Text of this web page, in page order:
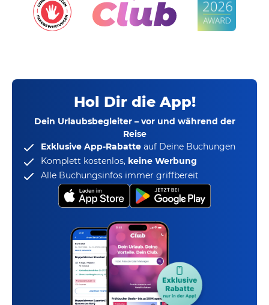
Hol Dir die App!
Dein Urlaubsbegleiter – vor und während der
Reise
Exklusive App-Rabatte auf Deine Buchungen
Komplett kostenlos, keine Werbung
Alle Buchungsinfos immer griffbereit